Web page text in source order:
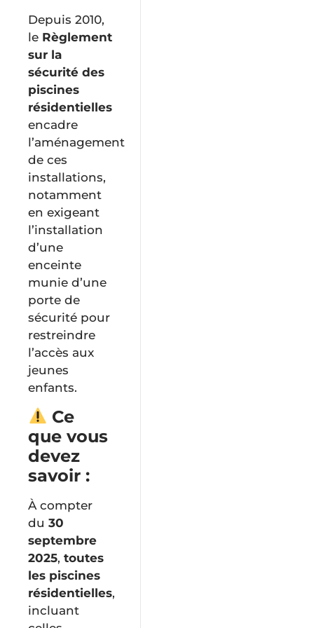
Depuis 2010,
le Règlement
sur la
sécurité des
piscines
résidentielles
encadre
l’aménagement
de ces
installations,
notamment
en exigeant
l’installation
d’une
enceinte
munie d’une
porte de
sécurité pour
restreindre
l’accès aux
jeunes
enfants.
Ce
que vous
devez
savoir :
À compter
du 30
septembre
2025, toutes
les piscines
résidentielles,
incluant